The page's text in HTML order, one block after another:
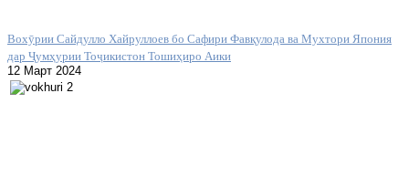
Вохӯрии Сайдулло Хайруллоев бо Сафири Фавқулода ва Мухтори Япония
дар Ҷумҳурии Тоҷикистон Тошиҳиро Аики
12 Март 2024